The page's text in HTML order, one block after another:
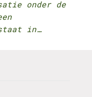
onder de
in…